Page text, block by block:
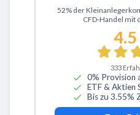
Zu
52% der
CFD-Handel mit
4.5
333
0% Provision
ETF & Aktien
Bis zu 3.55%